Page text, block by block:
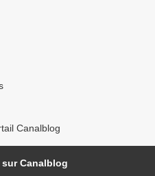
Canalblog
Canalblog